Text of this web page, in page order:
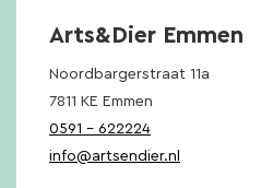
Arts&Dier Emmen
Noordbargerstraat 11a
7811 KE Emmen
0591 – 622224
info@artsendier.nl